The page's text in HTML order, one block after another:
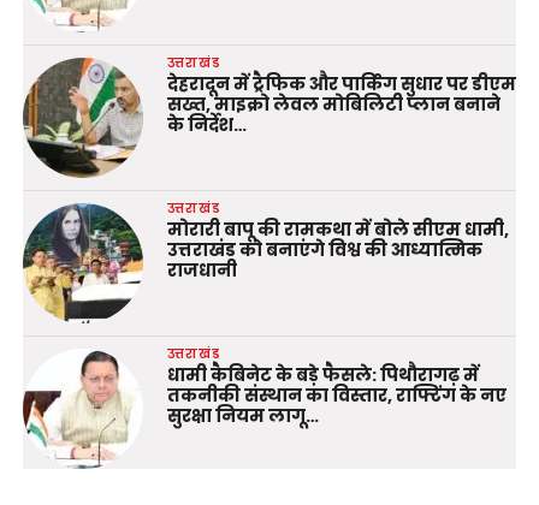
उत्तराखंड
देहरादून में ट्रैफिक और पार्किंग सुधार पर डीएम
सख्त, माइक्रो लेवल मोबिलिटी प्लान बनाने
के निर्देश…
उत्तराखंड
मोरारी बापू की रामकथा में बोले सीएम धामी,
उत्तराखंड को बनाएंगे विश्व की आध्यात्मिक
राजधानी
उत्तराखंड
धामी कैबिनेट के बड़े फैसले: पिथौरागढ़ में
तकनीकी संस्थान का विस्तार, राफ्टिंग के नए
सुरक्षा नियम लागू…